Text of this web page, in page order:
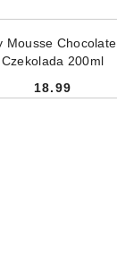
Mousse
Czekolada 200ml
Cena:
18.99